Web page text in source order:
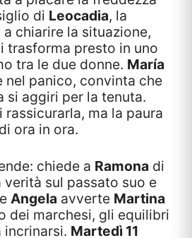
di Leocadia, la
chiarire la situazione,
trasforma presto in uno
tra le due donne. María
nel panico, convinta che
si aggiri per la tenuta.
rassicurarla, ma la paura
ora in ora.
chiede a Ramona di
sul passato suo e
Angela avverte Martina
dei marchesi, gli equilibri
incrinarsi. Martedì 11